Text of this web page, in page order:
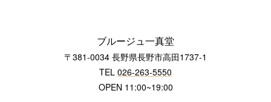
ブルージュ一真堂
〒381-0034 長野県長野市高田1737-1
TEL 026-263-5550
OPEN 11:00~19:00